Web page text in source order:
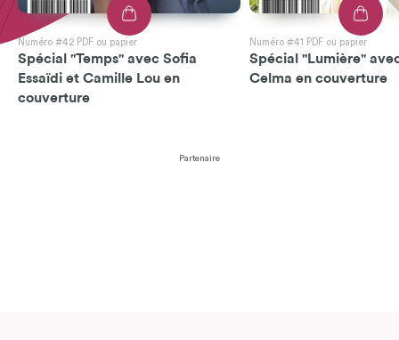
Numéro #42 PDF ou papier
Spécial "Temps" avec Sofia
Essaïdi et Camille Lou en
couverture
Numéro #41 PDF ou papier
Spécial "Lumière"
Celma en couverture
Partenaire